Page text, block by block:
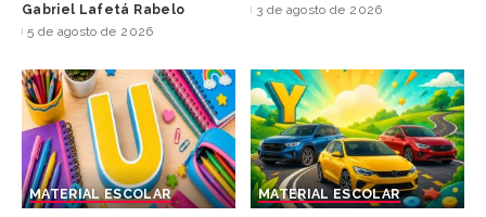
Gabriel Lafetá Rabelo
5 de agosto de 2026
3 de agosto de 2026
MATERIAL ESCOLAR MATERIAL ESCOLAR